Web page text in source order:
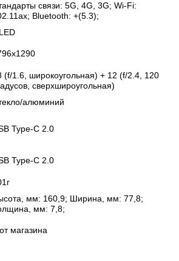
связи: 5G, 4G, 3G; Wi-Fi:
Bluetooth: +(5.3);
(f/1.6, широкоугольная) + 12 (f/2.4, 120
сверхшироугольная)
алюминий
Type-C 2.0
Type-C 2.0
мм: 160,9; Ширина, мм: 77,8;
мм: 7,8;
магазина